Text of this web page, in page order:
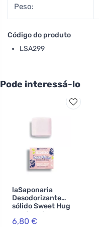
Peso:
Código do produto
LSA299
Pode interessá-lo
laSaponaria
Desodorizante
sólido Sweet Hug
BIO (40 g) - com o
aroma das flores
6,80 €